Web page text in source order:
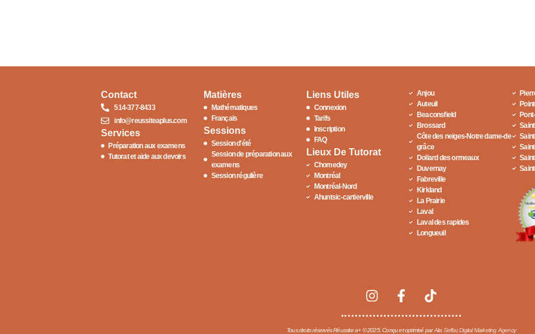
Contact
514-377-8433
info@reussiteaplus.com
Services
Préparation aux examens
Tutorat et aide aux devoirs
Matières
Mathématiques
Français
Sessions
Session d'été
Session de préparation aux
examens
Session régulière
Liens Utiles
Connexion
Tarifs
Inscription
FAQ
Lieux De Tutorat
Chomedey
Montréal
Montréal-Nord
Ahuntsic-cartierville
Anjou
Auteuil
Beaconsfield
Brossard
Côte des neiges-Notre dame-de
grâce
Dollard des ormeaux
Duvernay
Fabreville
Kirkland
La Prairie
Laval
Laval des rapides
Longueuil
Tous droits réservés Réussite a+ © 2025. Conçu et optimisé parAlia Seffar, Digital Marketing Agency